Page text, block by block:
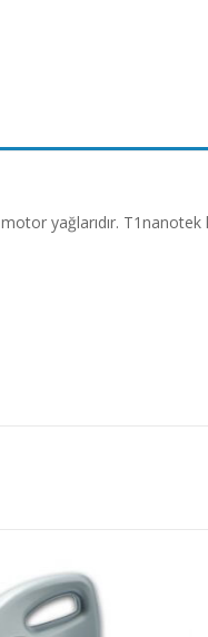
yağlarıdır. T1nanotek